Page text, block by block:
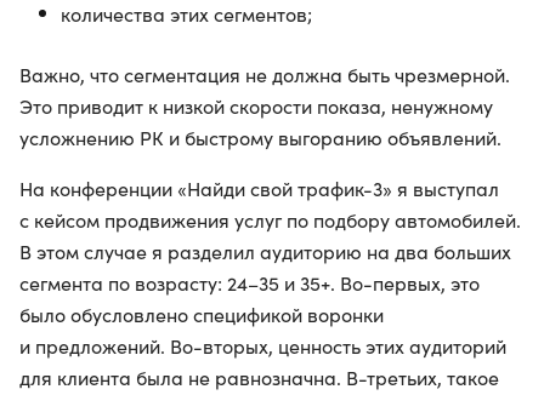
количества этих сегментов;
Важно, что сегментация не должна быть чрезмерной.
Это приводит к низкой скорости показа, ненужному
усложнению РК и быстрому выгоранию объявлений.
На конференции «Найди свой трафик-3» я выступал
с кейсом продвижения услуг по подбору автомобилей.
В этом случае я разделил аудиторию на два больших
сегмента по возрасту: 24–35 и 35+. Во-первых, это
было обусловлено спецификой воронки
и предложений. Во-вторых, ценность этих аудиторий
для клиента была не равнозначна. В-третьих, такое